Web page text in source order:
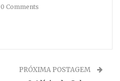
0 Comments
PRÓXIMA POSTAGEM